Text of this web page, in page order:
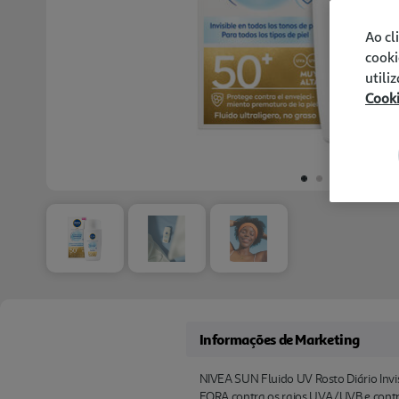
Informações de Marketing
NIVEA SUN Fluido UV Rosto Diário
Ao